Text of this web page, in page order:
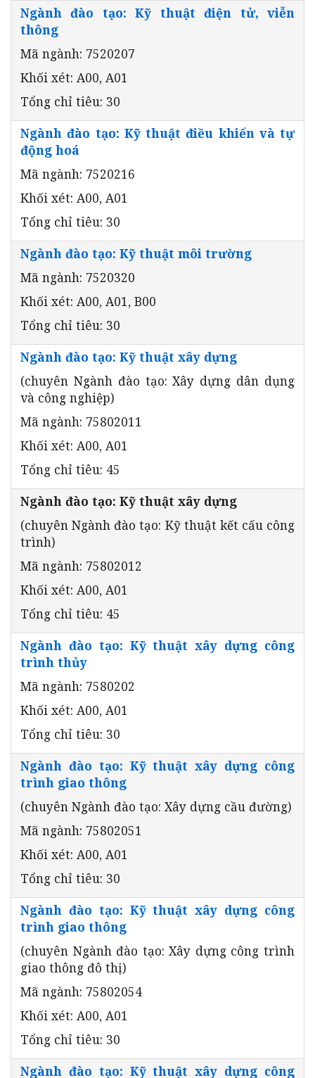
Ngành đào tạo: Kỹ thuật điện tử, viễn
thông
Mã ngành: 7520207
Khối xét: A00, A01
Tổng chỉ tiêu: 30
Ngành đào tạo: Kỹ thuật điều khiển và tự
động hoá
Mã ngành: 7520216
Khối xét: A00, A01
Tổng chỉ tiêu: 30
Ngành đào tạo: Kỹ thuật môi trường
Mã ngành: 7520320
Khối xét: A00, A01, B00
Tổng chỉ tiêu: 30
Ngành đào tạo: Kỹ thuật xây dựng
(chuyên Ngành đào tạo: Xây dựng dân dụng
và công nghiệp)
Mã ngành: 75802011
Khối xét: A00, A01
Tổng chỉ tiêu: 45
Ngành đào tạo: Kỹ thuật xây dựng
(chuyên Ngành đào tạo: Kỹ thuật kết cấu công
trình)
Mã ngành: 75802012
Khối xét: A00, A01
Tổng chỉ tiêu: 45
Ngành đào tạo: Kỹ thuật xây dựng công
trình thủy
Mã ngành: 7580202
Khối xét: A00, A01
Tổng chỉ tiêu: 30
Ngành đào tạo: Kỹ thuật xây dựng công
trình giao thông
(chuyên Ngành đào tạo: Xây dựng cầu đường)
Mã ngành: 75802051
Khối xét: A00, A01
Tổng chỉ tiêu: 30
Ngành đào tạo: Kỹ thuật xây dựng công
trình giao thông
(chuyên Ngành đào tạo: Xây dựng công trình
giao thông đô thị)
Mã ngành: 75802054
Khối xét: A00, A01
Tổng chỉ tiêu: 30
Ngành đào tạo: Kỹ thuật xây dựng công